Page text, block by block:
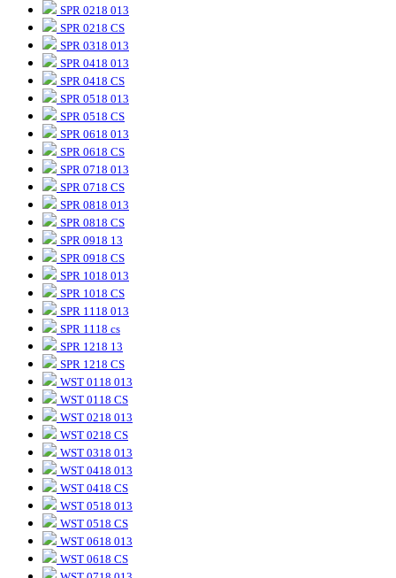
SPR 0218 013
SPR 0218 CS
SPR 0318 013
SPR 0418 013
SPR 0418 CS
SPR 0518 013
SPR 0518 CS
SPR 0618 013
SPR 0618 CS
SPR 0718 013
SPR 0718 CS
SPR 0818 013
SPR 0818 CS
SPR 0918 13
SPR 0918 CS
SPR 1018 013
SPR 1018 CS
SPR 1118 013
SPR 1118 cs
SPR 1218 13
SPR 1218 CS
WST 0118 013
WST 0118 CS
WST 0218 013
WST 0218 CS
WST 0318 013
WST 0418 013
WST 0418 CS
WST 0518 013
WST 0518 CS
WST 0618 013
WST 0618 CS